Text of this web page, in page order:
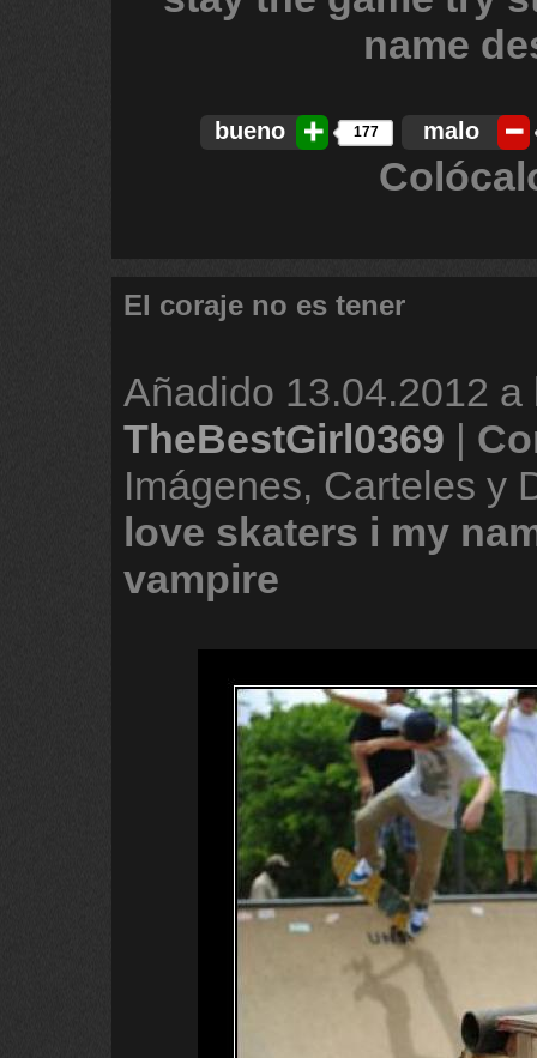
bueno 177 malo
El coraje no es tener
Añadido 13.04.2012 a
TheBestGirl0369 |
Imágenes, Carteles y
love skaters i my
vampire